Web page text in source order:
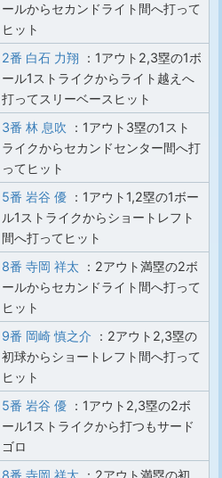
ールからセカンドライト間へ打って
ヒット
2番 白石 力翔 ：1アウト2,3塁の1ボ
ール1ストライクからライト越えへ
打ってスリーベースヒット
3番 林 息吹 ：1アウト3塁の1スト
ライクからセカンドセンター間へ打
ってヒット
5番 岩谷 優 ：1アウト1,2塁の1ボー
ル1ストライクからショートレフト
間へ打ってヒット
8番 寺岡 祥太 ：2アウト満塁の2ボ
ールからセカンドライト間へ打って
ヒット
9番 岡崎 慎之介 ：2アウト2,3塁の
初球からショートレフト間へ打って
ヒット
5番 岩谷 優 ：1アウト2,3塁の2ボ
ール1ストライクから打つもサード
ゴロ
8番 寺岡 祥太 ：2アウト満塁の初